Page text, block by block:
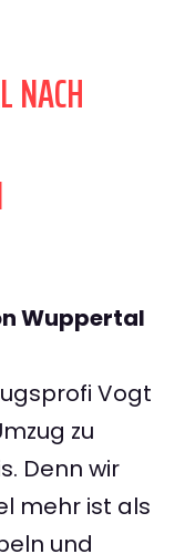
NACH
Wuppertal
Vogt
zu
Denn wir
mehr ist als
und